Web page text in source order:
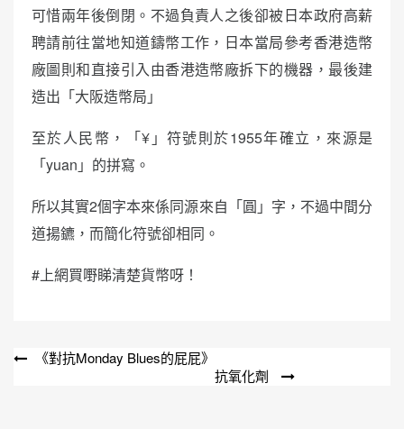
可惜兩年後倒閉。不過負責人之後卻被日本政府高薪
聘請前往當地知道鑄幣工作，日本當局參考香港造幣
廠圖則和直接引入由香港造幣廠拆下的機器，最後建
造出「大阪造幣局」
至於人民幣，「¥」符號則於1955年確立，來源是
「yuan」的拼寫。
所以其實2個字本來係同源來自「圓」字，不過中間分
道揚鑣，而簡化符號卻相同。
#上網買嘢睇清楚貨幣呀！
文
《對抗Monday Blues的屁屁》
抗氧化劑